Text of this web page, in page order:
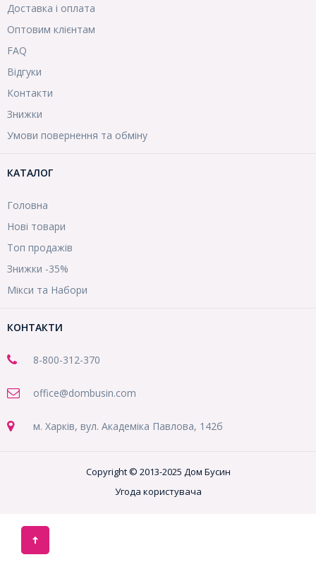
Доставка і оплата
Оптовим клієнтам
FAQ
Відгуки
Контакти
Знижки
Умови повернення та обміну
КАТАЛОГ
Головна
Нові товари
Топ продажів
Знижки -35%
Мікси та Набори
КОНТАКТИ
8-800-312-370
office@dombusin.com
м. Харків, вул. Академіка Павлова, 142б
Copyright © 2013-2025 Дом Бусин
Угода користувача